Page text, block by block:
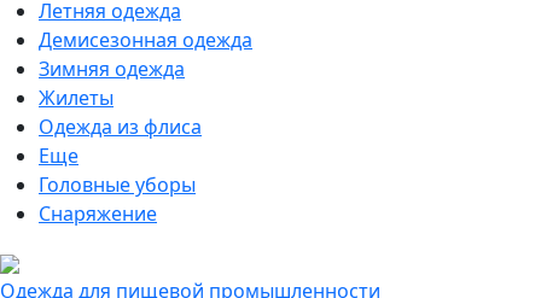
Летняя одежда
Демисезонная одежда
Зимняя одежда
Жилеты
Одежда из флиса
Еще
Головные уборы
Снаряжение
Одежда для пищевой промышленности